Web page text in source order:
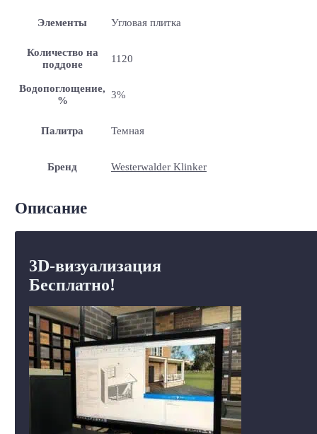
Элементы Угловая плитка
Количество на
поддоне
1120
Водопоглощение,
%
3%
Палитра Темная
Бренд Westerwalder Klinker
Описание
3D-визуализация
Бесплатно!